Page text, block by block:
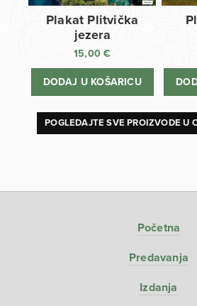
Plakat Plitvička
jezera
15,00€
DODAJ U KOŠARICU
POGLEDAJTE SVE PROIZVODE U
Početna
Predavanja
Izdanja